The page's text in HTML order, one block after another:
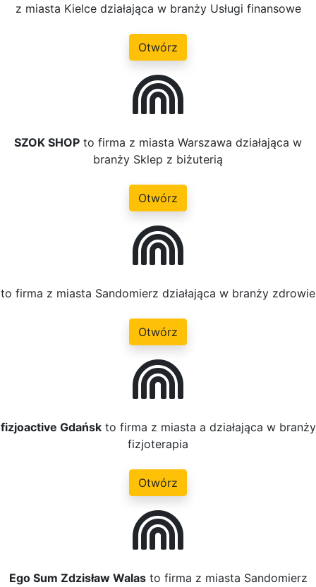
z miasta Kielce działająca w branży Usługi finansowe
Otwórz
SZOK SHOP to firma z miasta Warszawa działająca w
branży Sklep z biżuterią
Otwórz
to firma z miasta Sandomierz działająca w branży zdrowie
Otwórz
fizjoactive Gdańskto firma z miasta a działająca w branży
fizjoterapia
Otwórz
Ego Sum Zdzisław Walasto firma z miasta Sandomierz